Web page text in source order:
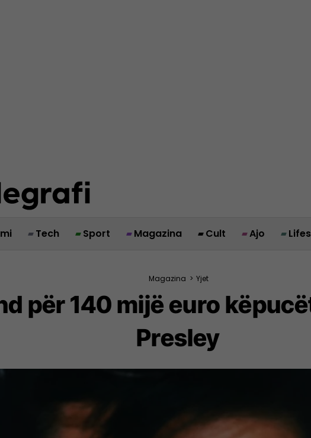
Tech Sport Magazina Cult Ajo
Magazina > Yjet
për 140 mijë euro
Presley